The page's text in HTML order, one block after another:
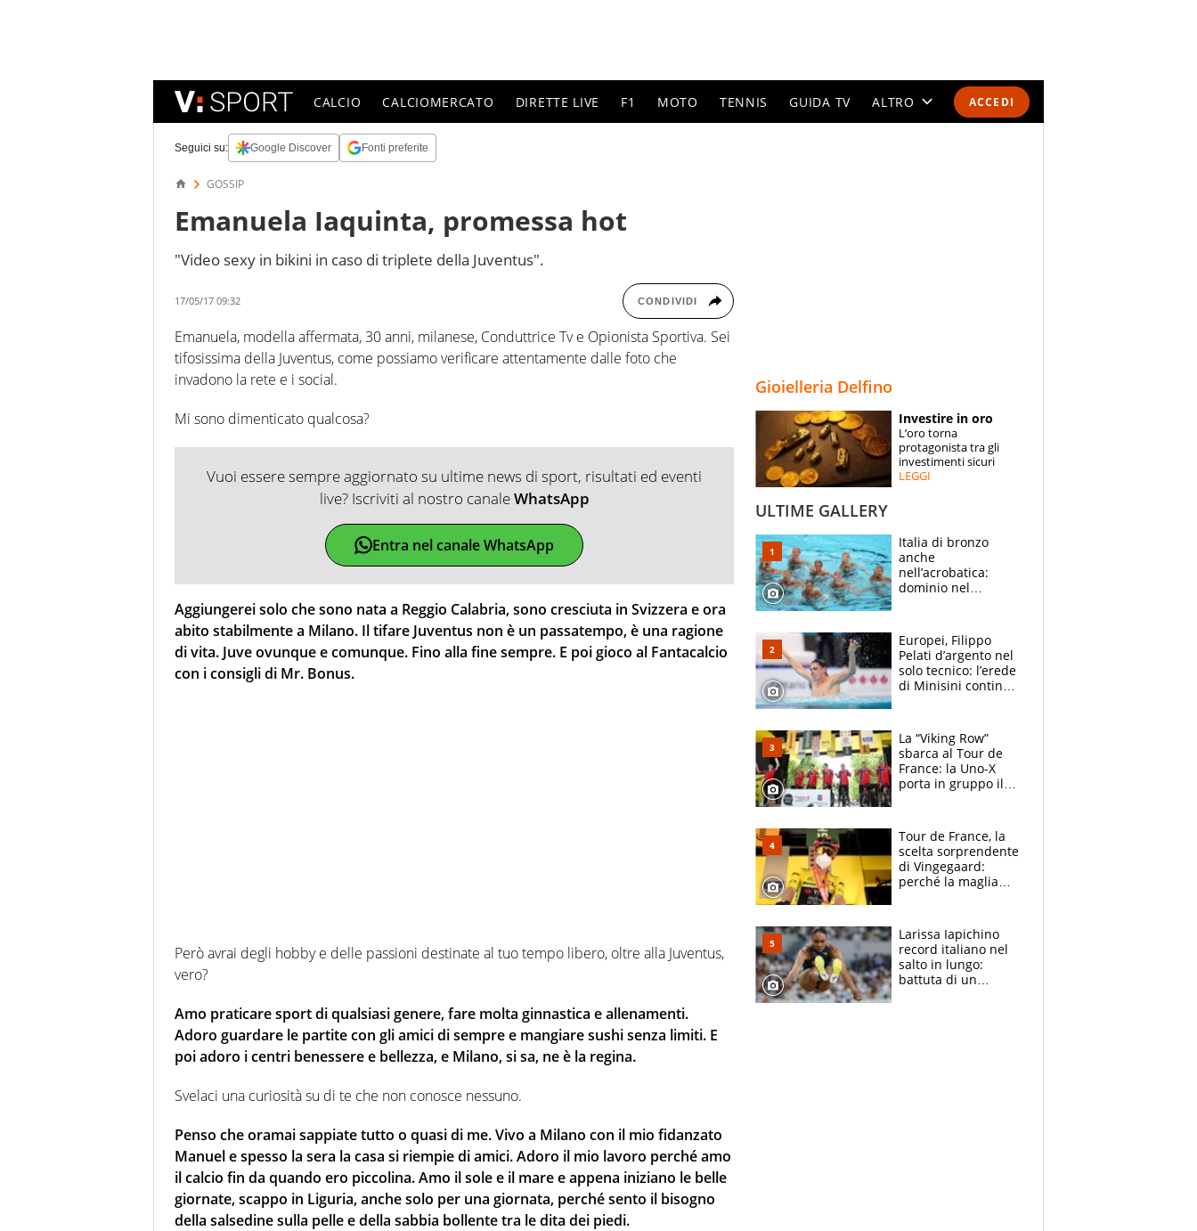
ACCEDI
CALCIO CALCIOMERCATO DIRETTE LIVE F1 MOTO TENNIS GUIDA TV ALTRO
SPECIALI
ESPERTI
Seguici su: Google Discover Fonti preferite
GOSSIP
Emanuela Iaquinta, promessa hot
"Video sexy in bikini in caso di triplete della Juventus".
17/05/17 09:32 CONDIVIDI
Emanuela, modella affermata, 30 anni, milanese, Conduttrice Tv e Opionista Sportiva. Sei
tifosissima della Juventus, come possiamo verificare attentamente dalle foto che
invadono la rete e i social.
Mi sono dimenticato qualcosa?
Vuoi essere sempre aggiornato su ultime news di sport, risultati ed eventi
live? Iscriviti al nostro canaleWhatsApp
Entra nel canale WhatsApp
Aggiungerei solo che sono nata a Reggio Calabria, sono cresciuta in Svizzera e ora
abito stabilmente a Milano. Il tifare Juventus non è un passatempo, è una ragione
di vita. Juve ovunque e comunque. Fino alla fine sempre. E poi gioco al Fantacalcio
con i consigli di Mr. Bonus.
Però avrai degli hobby e delle passioni destinate al tuo tempo libero, oltre alla Juventus,
vero?
Amo praticare sport di qualsiasi genere, fare molta ginnastica e allenamenti.
Adoro guardare le partite con gli amici di sempre e mangiare sushi senza limiti. E
poi adoro i centri benessere e bellezza, e Milano, si sa, ne è la regina.
Svelaci una curiosità su di te che non conosce nessuno.
Penso che oramai sappiate tutto o quasi di me. Vivo a Milano con il mio fidanzato
Manuel e spesso la sera la casa si riempie di amici. Adoro il mio lavoro perché amo
il calcio fin da quando ero piccolina. Amo il sole e il mare e appena iniziano le belle
giornate, scappo in Liguria, anche solo per una giornata, perché sento il bisogno
della salsedine sulla pelle e della sabbia bollente tra le dita dei piedi.
Gioielleria Delfino
Investire in oro
L’oro torna
protagonista tra gli
investimenti sicuri
LEGGI
ULTIME GALLERY
Italia di bronzo
anche
nell’acrobatica:
dominio nel
e compagni
continuare
Europei, Filippo
Pelati d’argento nel
solo tecnico: l’erede
di Minisini continua
mirino
La “Viking Row”
sbarca al Tour de
France: la Uno-X
porta in gruppo il
compagni
Tour de France, la
scelta sorprendente
di Vingegaard:
perché la maglia
rischio da evitare
Larissa Iapichino
record italiano nel
salto in lungo:
battuta di un